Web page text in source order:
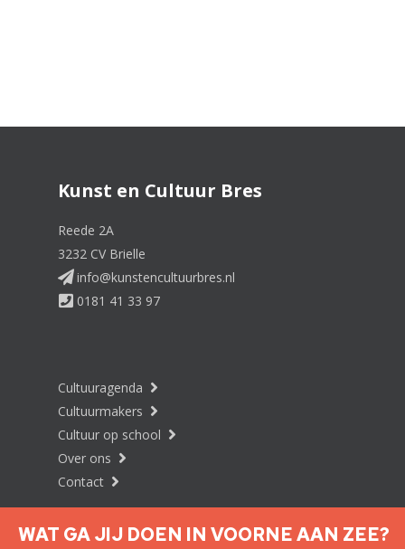
Kunst en Cultuur Bres
Reede 2A
3232 CV Brielle
info@kunstencultuurbres.nl
0181 41 33 97
Cultuuragenda
Cultuurmakers
Cultuur op school
Over ons
Contact
WAT GA JIJ DOEN IN VOORNE AAN ZEE?